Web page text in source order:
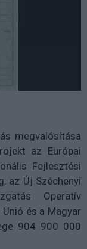
megvalósítása
az Európai
Fejlesztési
az Új Széchenyi
Operatív
és a Magyar
904 900 000